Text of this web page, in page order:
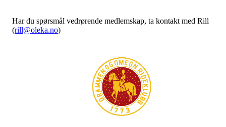
Har du spørsmål vedrørende medlemskap, ta kontakt med Rill
(rill@oleka.no)